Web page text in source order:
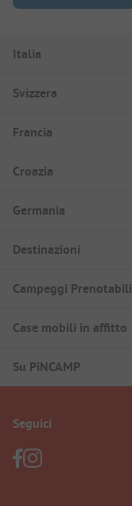
Italia
Svizzera
Francia
Croazia
Germania
Destinazioni
Campeggi Prenotabili
Case mobili in affitto
Su PiNCAMP
Seguici